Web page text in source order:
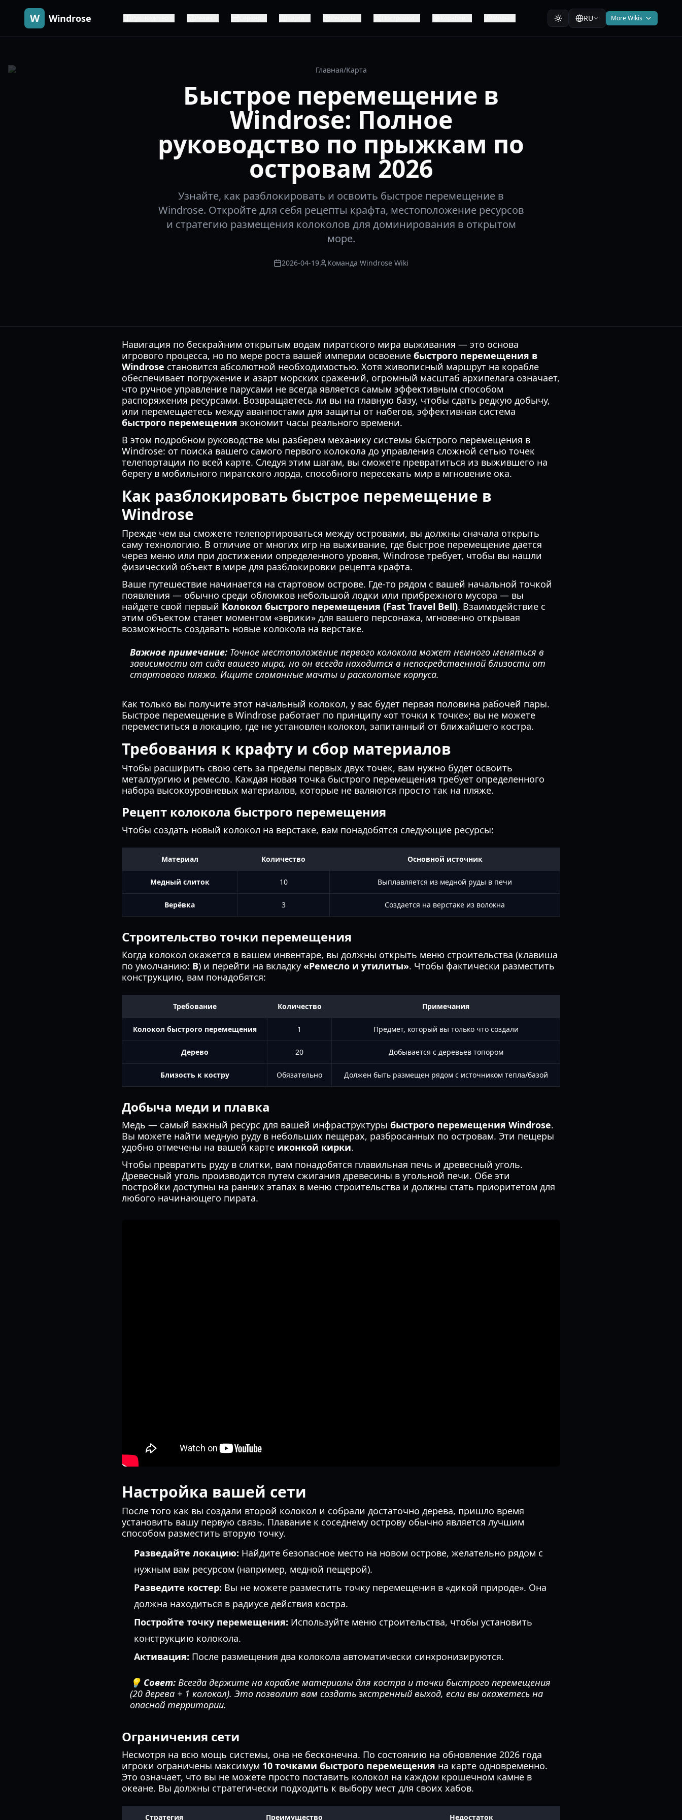
W Windrose RU More Wikis
Главная/Карта
Быстрое перемещение в
Windrose: Полное
руководство по прыжкам по
островам 2026
Узнайте, как разблокировать и освоить быстрое перемещение в
Windrose. Откройте для себя рецепты крафта, местоположение ресурсов
и стратегию размещения колоколов для доминирования в открытом
море.
2026-04-19 Команда Windrose Wiki
Навигация по бескрайним открытым водам пиратского мира выживания — это основа
игрового процесса, но по мере роста вашей империи освоение быстрого перемещения в
Windrose становится абсолютной необходимостью. Хотя живописный маршрут на корабле
обеспечивает погружение и азарт морских сражений, огромный масштаб архипелага означает,
что ручное управление парусами не всегда является самым эффективным способом
распоряжения ресурсами. Возвращаетесь ли вы на главную базу, чтобы сдать редкую добычу,
или перемещаетесь между аванпостами для защиты от набегов, эффективная система
быстрого перемещения экономит часы реального времени.
В этом подробном руководстве мы разберем механику системы быстрого перемещения в
Windrose: от поиска вашего самого первого колокола до управления сложной сетью точек
телепортации по всей карте. Следуя этим шагам, вы сможете превратиться из выжившего на
берегу в мобильного пиратского лорда, способного пересекать мир в мгновение ока.
Как разблокировать быстрое перемещение в
Windrose
Прежде чем вы сможете телепортироваться между островами, вы должны сначала открыть
саму технологию. В отличие от многих игр на выживание, где быстрое перемещение дается
через меню или при достижении определенного уровня, Windrose требует, чтобы вы нашли
физический объект в мире для разблокировки рецепта крафта.
Ваше путешествие начинается на стартовом острове. Где-то рядом с вашей начальной точкой
появления — обычно среди обломков небольшой лодки или прибрежного мусора — вы
найдете свой первый Колокол быстрого перемещения (Fast Travel Bell). Взаимодействие с
этим объектом станет моментом «эврики» для вашего персонажа, мгновенно открывая
возможность создавать новые колокола на верстаке.
Важное примечание: Точное местоположение первого колокола может немного меняться в
зависимости от сида вашего мира, но он всегда находится в непосредственной близости от
стартового пляжа. Ищите сломанные мачты и расколотые корпуса.
Как только вы получите этот начальный колокол, у вас будет первая половина рабочей пары.
Быстрое перемещение в Windrose работает по принципу «от точки к точке»; вы не можете
переместиться в локацию, где не установлен колокол, запитанный от ближайшего костра.
Требования к крафту и сбор материалов
Чтобы расширить свою сеть за пределы первых двух точек, вам нужно будет освоить
металлургию и ремесло. Каждая новая точка быстрого перемещения требует определенного
набора высокоуровневых материалов, которые не валяются просто так на пляже.
Рецепт колокола быстрого перемещения
Чтобы создать новый колокол на верстаке, вам понадобятся следующие ресурсы:
Материал Количество Основной источник
Медный слиток 10 Выплавляется из медной руды в печи
Верёвка 3 Создается на верстаке из волокна
Строительство точки перемещения
Когда колокол окажется в вашем инвентаре, вы должны открыть меню строительства (клавиша
по умолчанию: B) и перейти на вкладку «Ремесло и утилиты». Чтобы фактически разместить
конструкцию, вам понадобятся:
Требование Количество Примечания
Колокол быстрого перемещения 1 Предмет, который вы только что создали
Дерево 20 Добывается с деревьев топором
Близость к костру Обязательно Должен быть размещен рядом с источником тепла/базой
Добыча меди и плавка
Медь — самый важный ресурс для вашей инфраструктуры быстрого перемещения Windrose.
Вы можете найти медную руду в небольших пещерах, разбросанных по островам. Эти пещеры
удобно отмечены на вашей карте иконкой кирки.
Чтобы превратить руду в слитки, вам понадобятся плавильная печь и древесный уголь.
Древесный уголь производится путем сжигания древесины в угольной печи. Обе эти
постройки доступны на ранних этапах в меню строительства и должны стать приоритетом для
любого начинающего пирата.
Настройка вашей сети
После того как вы создали второй колокол и собрали достаточно дерева, пришло время
установить вашу первую связь. Плавание к соседнему острову обычно является лучшим
способом разместить вторую точку.
Разведайте локацию: Найдите безопасное место на новом острове, желательно рядом с
нужным вам ресурсом (например, медной пещерой).
Разведите костер: Вы не можете разместить точку перемещения в «дикой природе». Она
должна находиться в радиусе действия костра.
Постройте точку перемещения: Используйте меню строительства, чтобы установить
конструкцию колокола.
Активация: После размещения два колокола автоматически синхронизируются.
💡 Совет: Всегда держите на корабле материалы для костра и точки быстрого перемещения
(20 дерева + 1 колокол). Это позволит вам создать экстренный выход, если вы окажетесь на
опасной территории.
Ограничения сети
Несмотря на всю мощь системы, она не бесконечна. По состоянию на обновление 2026 года
игроки ограничены максимум 10 точками быстрого перемещения на карте одновременно.
Это означает, что вы не можете просто поставить колокол на каждом крошечном камне в
океане. Вы должны стратегически подходить к выбору мест для своих хабов.
Стратегия Преимущество Недостаток